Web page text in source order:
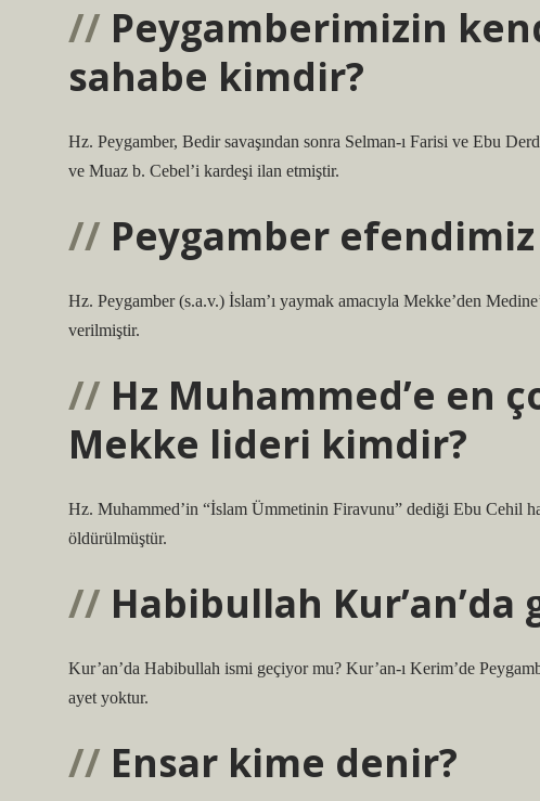
Peygamberimizin
sahabe kimdir?
Hz. Peygamber, Bedir savaşından sonra Selman-ı Farisi ve Ebu
ve Muaz b. Cebel’i kardeşi ilan etmiştir.
Peygamber
Hz. Peygamber (s.a.v.) İslam’ı yaymak amacıyla Mekke’den
verilmiştir.
Hz Muhammed’e en
Mekke lideri kimdir?
Hz. Muhammed’in “İslam Ümmetinin Firavunu” dediği Ebu Cehil
öldürülmüştür.
Habibullah Kur’an’da
Kur’an’da Habibullah ismi geçiyor mu? Kur’an-ı Kerim’de
ayet yoktur.
Ensar kime denir?